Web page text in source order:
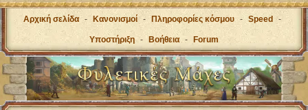
Αρχική σελίδα - Κανονισμοί - Πληροφορίες κόσμου - Speed -
Υποστήριξη - Βοήθεια - Forum